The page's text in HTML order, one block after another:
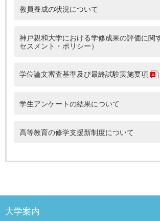
教員養成の状況について
神戸親和大学における学修成果の評価に関
セスメント・ポリシー）
学位論文審査基準及び最終試験実施要項
学生アンケートの結果について
高等教育の修学支援新制度について
大学案内